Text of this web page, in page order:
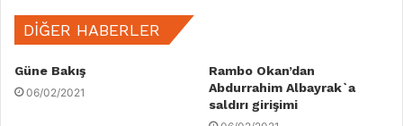
DIĞER HABERLER
Güne Bakış
06/02/2021
Rambo Okan’dan
Abdurrahim Albayrak`a
saldırı girişimi